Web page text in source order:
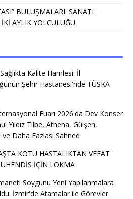
BULUŞMALARI: SANATI
AYLIK YOLCULUĞU
Kalite Hamlesi: İl
Şehir Hastanesi'nde TÜSKA
Fuarı 2026'da Dev Konser
Yıldız Tilbe, Athena, Gülşen,
Daha Fazlası Sahned
KÖTÜ HASTALIKTAN VEFAT
İÇİN LOKMA
Soygunu Yeni Yapılanmalara
İzmir'de Atamalar ile Görevler